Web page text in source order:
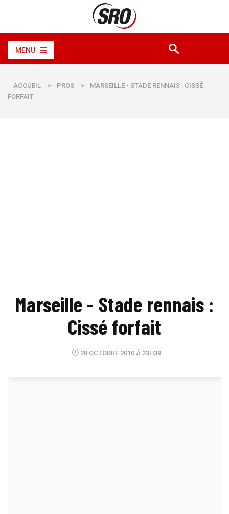
MENU
ACCUEIL > PROS >
MARSEILLE - STADE RENNAIS : CISSÉ
FORFAIT
Marseille - Stade rennais :
Cissé forfait
28 OCTOBRE 2010 À 23H39